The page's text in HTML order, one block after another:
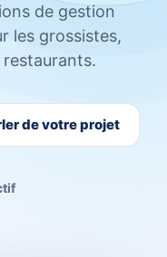
de gestion
les grossistes,
de votre projet